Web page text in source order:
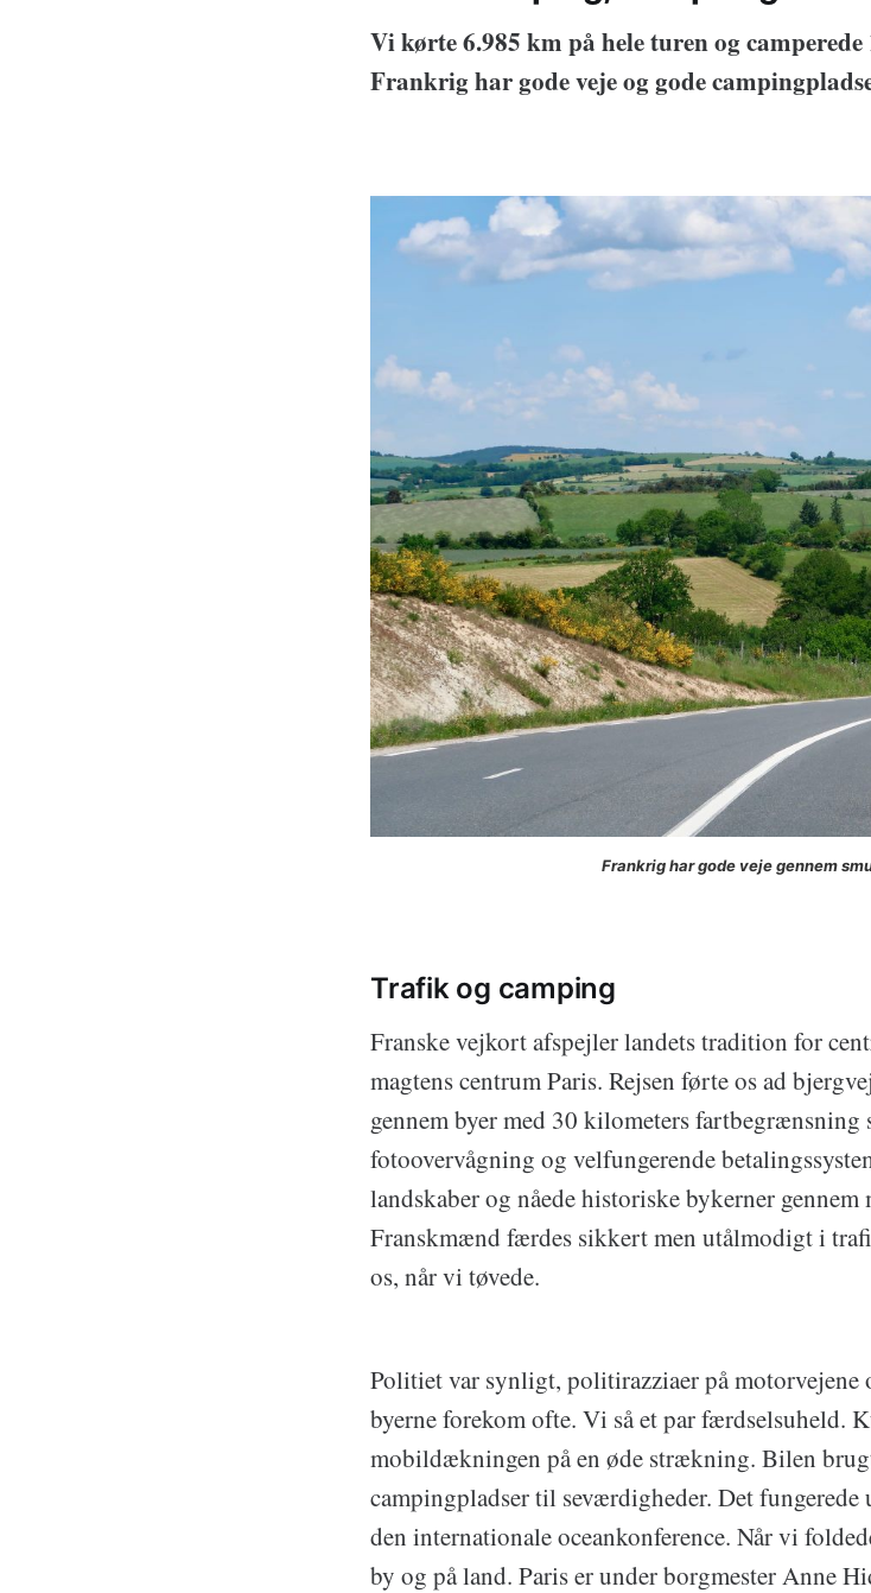
Vi kørte 6.985 km på hele turen og
Frankrig har gode veje og gode
Frankrig har gode veje gennem
Trafik og camping
Franske vejkort afspejler landets tradition for
magtens centrum Paris. Rejsen førte os ad
gennem byer med 30 kilometers fartbegrænsning
fotoovervågning og velfungerende
landskaber og nåede historiske bykerner
Franskmænd færdes sikkert men utålmodigt i
os, når vi tøvede.
Politiet var synligt, politirazziaer på motorvejene
byerne forekom ofte. Vi så et par færdselsuheld.
mobildækningen på en øde strækning. Bilen
campingpladser til seværdigheder. Det
den internationale oceankonference. Når vi
by og på land. Paris er under borgmester Anne